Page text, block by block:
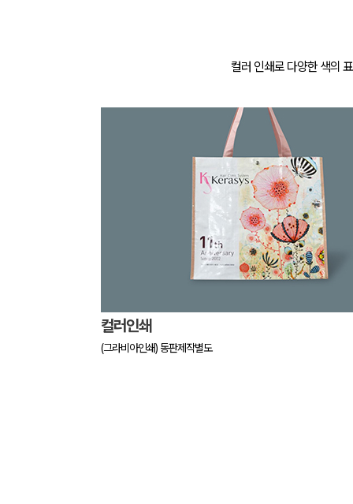
컬러 인쇄로 다양한 색의
컬러인쇄
(그라비아인쇄) 동판제작별도